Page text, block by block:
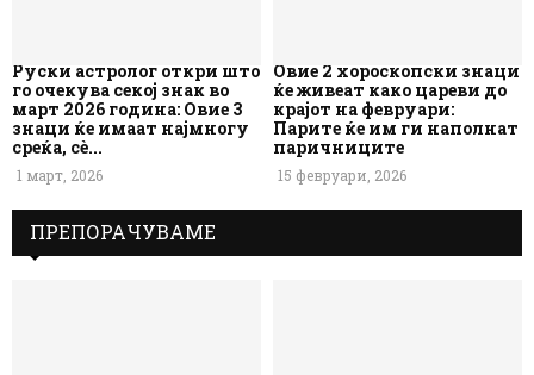
Руски астролог откри што
го очекува секој знак во
март 2026 година: Овие 3
знаци ќе имаат најмногу
среќа, сè...
1 март, 2026
Овие 2 хороскопски знаци
ќе живеат како цареви до
крајот на февруари:
Парите ќе им ги наполнат
паричниците
15 февруари, 2026
ПРЕПОРАЧУВАМЕ